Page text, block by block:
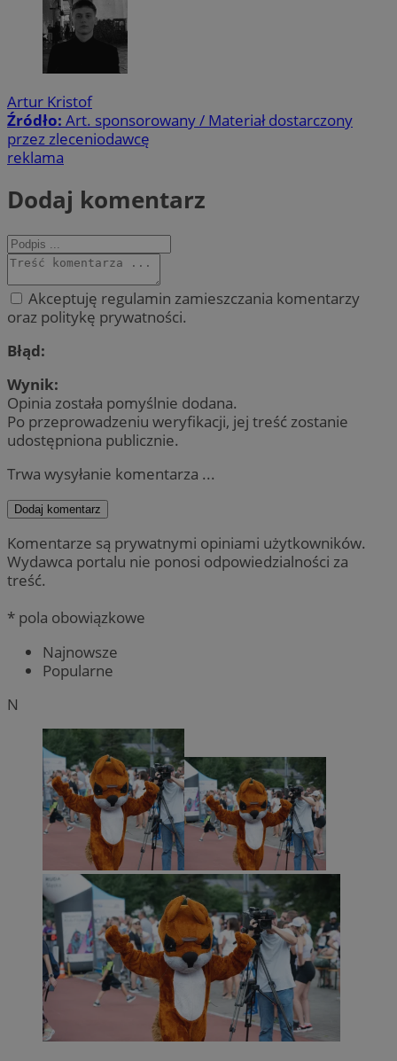
Artur Kristof
Źródło: Art. sponsorowany / Materiał dostarczony
przez zleceniodawcę
reklama
Dodaj komentarz
Akceptuję regulamin zamieszczania komentarzy
oraz politykę prywatności.
Błąd:
Wynik:
Opinia została pomyślnie dodana.
Po przeprowadzeniu weryfikacji, jej treść zostanie
udostępniona publicznie.
Trwa wysyłanie komentarza ...
Dodaj komentarz
Komentarze są prywatnymi opiniami użytkowników.
Wydawca portalu nie ponosi odpowiedzialności za
treść.
* pola obowiązkowe
Najnowsze
Popularne
N